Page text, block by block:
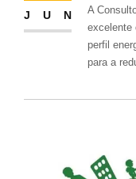
JUN
A
excelente
perfil
para a